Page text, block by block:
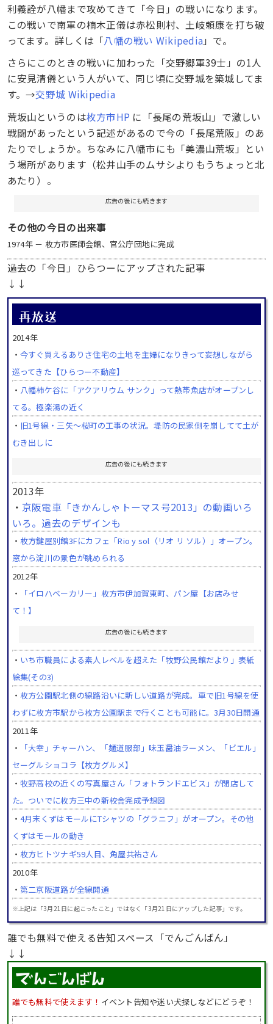
利義詮が八幡まで攻めてきて「今日」の戦いになります。
この戦いで南軍の楠木正儀は赤松則村、土岐頼康を打ち破
ってます。詳しくは「八幡の戦い Wikipedia」で。
さらにこのときの戦いに加わった「交野郷軍39士」の1人
に安見清儀という人がいて、同じ頃に交野城を築城してま
す。→交野城 Wikipedia
荒坂山というのは枚方市HP に「長尾の荒坂山」で激しい
戦闘があったという記述があるので今の「長尾荒阪」のあ
たりでしょうか。ちなみに八幡市にも「美濃山荒坂」とい
う場所があります（松井山手のムサシよりもうちょっと北
あたり）。
広告の後にも続きます
その他の今日の出来事
1974年 － 枚方市医師会館、官公庁団地に完成
過去の「今日」ひらつーにアップされた記事
↓↓
2014年
・ 今すぐ買えるありさ住宅の土地を主婦になりきって妄想しながら
巡ってきた【ひらつー不動産】
・ 八幡柿ケ谷に「アクアリウム サンク」って熱帯魚店がオープンし
てる。極楽湯の近く
・ 旧1号線・三矢～桜町の工事の状況。堤防の民家側を崩してて土が
むき出しに
広告の後にも続きます
2013年
・ 京阪電車「きかんしゃトーマス号2013」の動画いろ
いろ。過去のデザインも
・ 枚方鍵屋別館3Fにカフェ「Rio y sol（リオ リ ソル）」オープン。
窓から淀川の景色が眺められる
2012年
・
「イロハベーカリー」枚方市伊加賀東町、パン屋【お店みせ
て！】
広告の後にも続きます
・ いち市職員による素人レベルを超えた「牧野公民館だより」表紙
絵集(その3)
・ 枚方公園駅北側の線路沿いに新しい道路が完成。車で旧1号線を使
わずに枚方市駅から枚方公園駅まで行くことも可能に。3月30日開通
2011年
・
「大幸」チャーハン、「麺道服部」味玉醤油ラーメン、「ビエル」
セーグルショコラ【枚方グルメ】
・ 牧野高校の近くの写真屋さん「フォトランドエビス」が閉店して
た。ついでに枚方三中の新校舎完成予想図
・ 4月末くずはモールにTシャツの「グラニフ」がオープン。その他
くずはモールの動き
・ 枚方ヒトツナギ59人目、角屋共祐さん
2010年
・ 第二京阪道路が全線開通
※上記は「3月21日に起こったこと」ではなく「3月21日にアップした記事」です。
誰でも無料で使える告知スペース「でんごんばん」
↓↓
誰でも無料で使えます！ イベント告知や迷い犬探しなどにどうぞ！